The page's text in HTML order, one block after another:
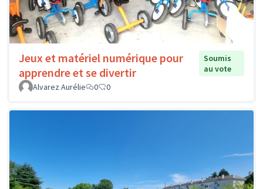
Jeux et matériel numérique pour
apprendre et se divertir
Soumis
au vote
Alvarez Aurélie
0 0